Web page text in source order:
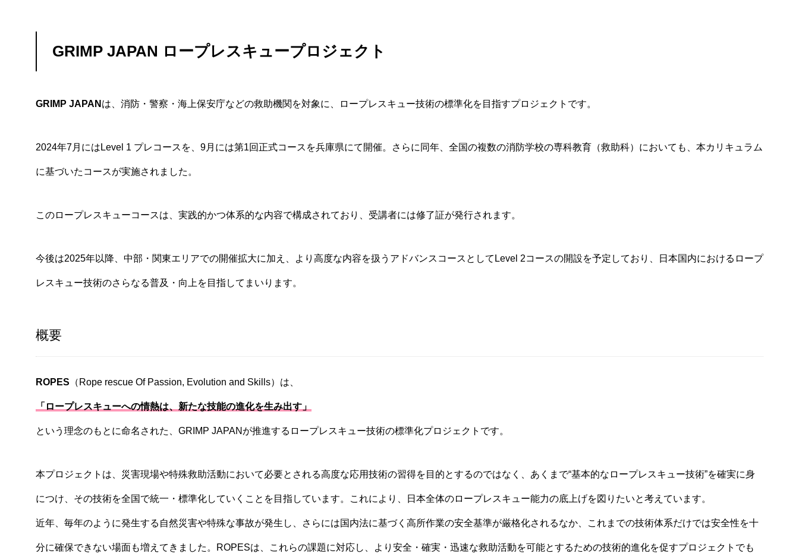
GRIMP JAPAN ロープレスキュープロジェクト
GRIMP JAPAN は、消防・警察・海上保安庁などの救助機関を対象に、ロープレスキュー技術の標準化を目指すプロジェクトです。
2024年7月にはLevel 1 プレコースを、9月には第1回正式コースを兵庫県にて開催。さらに同年、全国の複数の消防学校の専科教育（救助科）においても、本カリキュラム
に基づいたコースが実施されました。
このロープレスキューコースは、実践的かつ体系的な内容で構成されており、受講者には修了証が発行されます。
今後は2025年以降、中部・関東エリアでの開催拡大に加え、より高度な内容を扱うアドバンスコースとしてLevel 2コースの開設を予定しており、日本国内におけるロープ
レスキュー技術のさらなる普及・向上を目指してまいります。
概要
ROPES （Rope rescue Of Passion, Evolution and Skills）は、
「ロープレスキューへの情熱は、新たな技能の進化を生み出す」
という理念のもとに命名された、GRIMP JAPANが推進するロープレスキュー技術の標準化プロジェクトです。
本プロジェクトは、災害現場や特殊救助活動において必要とされる高度な応用技術の習得を目的とするのではなく、あくまで“基本的なロープレスキュー技術”を確実に身
につけ、その技術を全国で統一・標準化していくことを目指しています。これにより、日本全体のロープレスキュー能力の底上げを図りたいと考えています。
近年、毎年のように発生する自然災害や特殊な事故が発生し、さらには国内法に基づく高所作業の安全基準が厳格化されるなか、これまでの技術体系だけでは安全性を十
分に確保できない場面も増えてきました。ROPESは、これらの課題に対応し、より安全・確実・迅速な救助活動を可能とするための技術的進化を促すプロジェクトでも